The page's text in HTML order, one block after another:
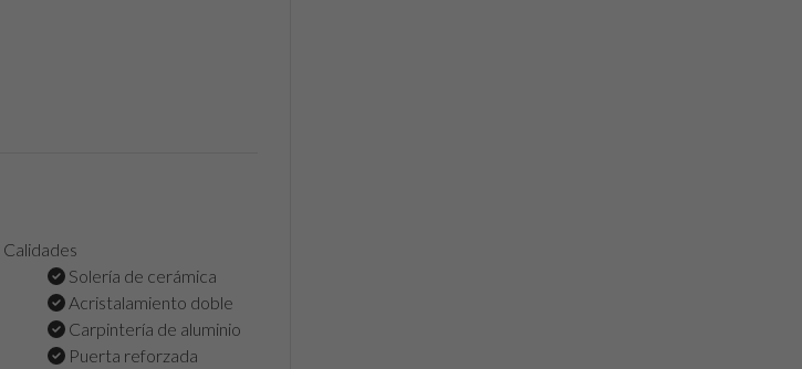
Calidades
Solería de cerámica
Acristalamiento doble
Carpintería de aluminio
Puerta reforzada